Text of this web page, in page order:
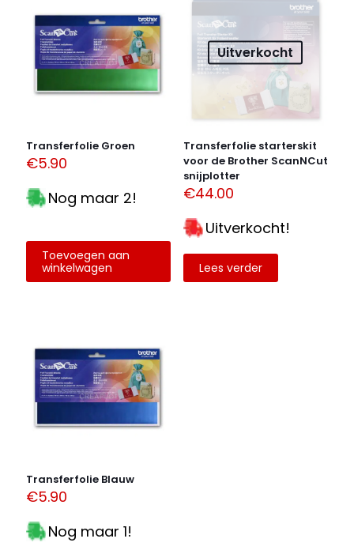
Je e-mailadres wordt niet gepubliceerd.
Vereiste velden
zijn gemarkeerd met*
Je waardering*
sterren
4 van de 5
sterren
5 van de 5
sterren
mail*
Mijn naam, e-mail en site opslaan in deze browser
voor de volgende keer wanneer ik een reactie plaats.
Transferfolie Groen
€5.90
Nog maar 2!
Toevoegen aan
winkelwagen
Uitverkocht
Transferfolie starterskit
voor de Brother ScanNCut
snijplotter
€44.00
Uitverkocht!
Lees verder
Transferfolie Blauw
€5.90
Nog maar 1!